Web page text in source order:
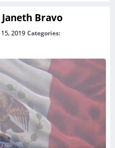
Bravo
2019 Categories: